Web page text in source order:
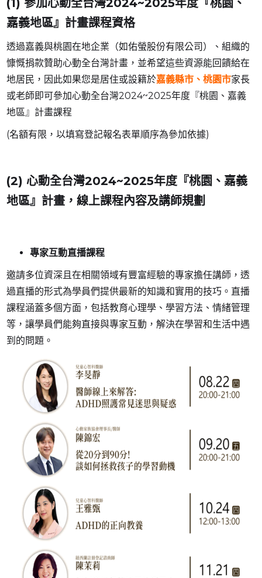
(1) 參加心動全台灣2024~2025年度『桃園、
嘉義地區』計畫課程資格
透過嘉義與桃園在地企業（如佑螢股份有限公司）、組織的
慷慨捐款贊助心動全台灣計畫，並希望這些資源能回饋給在
地居民，因此如果您是居住或設籍於嘉義縣市、桃園市家長
或老師即可參加心動全台灣2024~2025年度『桃園、嘉義
地區』計畫課程
(名額有限，以填寫登記報名表單順序為參加依據)
(2) 心動全台灣2024~2025年度『桃園、嘉義
地區』計畫，線上課程內容及講師規劃
專家互動直播課程
邀請多位資深且在相關領域有豐富經驗的專家擔任講師，透
過直播的形式為學員們提供最新的知識和實用的技巧。直播
課程涵蓋多個方面，包括教育心理學、學習方法、情緒管理
等，讓學員們能夠直接與專家互動，解決在學習和生活中遇
到的問題。